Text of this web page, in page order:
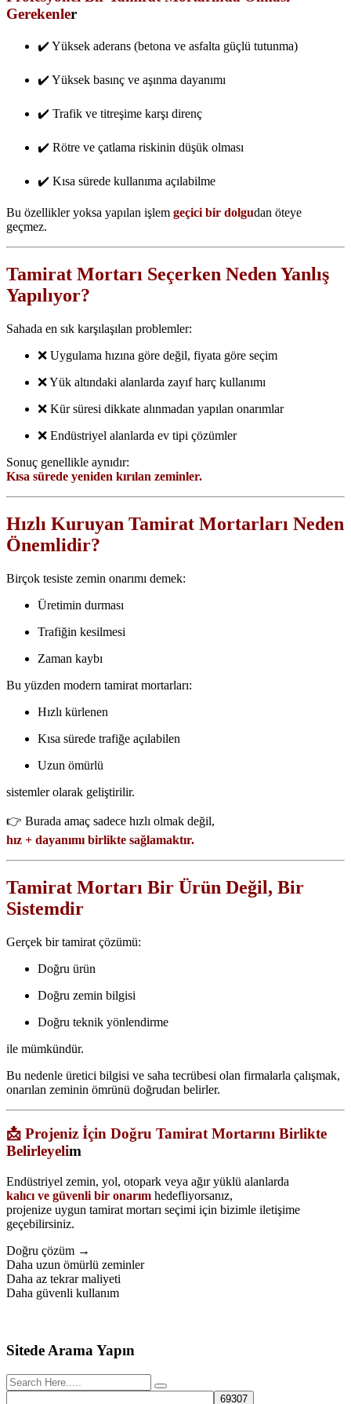
Gerekenler
✔️ Yüksek aderans (betona ve asfalta güçlü tutunma)
✔️ Yüksek basınç ve aşınma dayanımı
✔️ Trafik ve titreşime karşı direnç
✔️ Rötre ve çatlama riskinin düşük olması
✔️ Kısa sürede kullanıma açılabilme
Bu özellikler yoksa yapılan işlem geçici bir dolgudan öteye
geçmez.
Tamirat Mortarı Seçerken Neden Yanlış
Yapılıyor?
Sahada en sık karşılaşılan problemler:
❌ Uygulama hızına göre değil, fiyata göre seçim
❌ Yük altındaki alanlarda zayıf harç kullanımı
❌ Kür süresi dikkate alınmadan yapılan onarımlar
❌ Endüstriyel alanlarda ev tipi çözümler
Sonuç genellikle aynıdır:
Kısa sürede yeniden kırılan zeminler.
Hızlı Kuruyan Tamirat Mortarları Neden
Önemlidir?
Birçok tesiste zemin onarımı demek:
Üretimin durması
Trafiğin kesilmesi
Zaman kaybı
Bu yüzden modern tamirat mortarları:
Hızlı kürlenen
Kısa sürede trafiğe açılabilen
Uzun ömürlü
sistemler olarak geliştirilir.
👉 Burada amaç sadece hızlı olmak değil,
hız + dayanımı birlikte sağlamaktır.
Tamirat Mortarı Bir Ürün Değil, Bir
Sistemdir
Gerçek bir tamirat çözümü:
Doğru ürün
Doğru zemin bilgisi
Doğru teknik yönlendirme
ile mümkündür.
Bu nedenle üretici bilgisi ve saha tecrübesi olan firmalarla çalışmak,
onarılan zeminin ömrünü doğrudan belirler.
📩 Projeniz İçin Doğru Tamirat Mortarını Birlikte
Belirleyelim
Endüstriyel zemin, yol, otopark veya ağır yüklü alanlarda
kalıcı ve güvenli bir onarım hedefliyorsanız,
projenize uygun tamirat mortarı seçimi için bizimle iletişime
geçebilirsiniz.
Doğru çözüm →
Daha uzun ömürlü zeminler
Daha az tekrar maliyeti
Daha güvenli kullanım
Sitede Arama Yapın